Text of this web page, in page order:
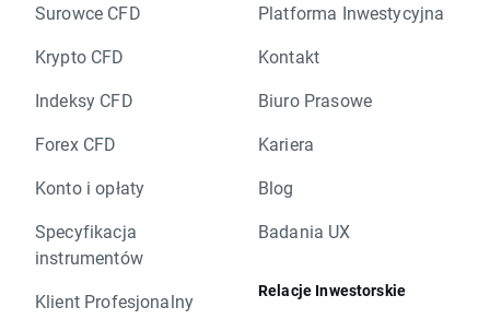
Surowce CFD
Krypto CFD
Indeksy CFD
Forex CFD
Konto i opłaty
Specyfikacja
instrumentów
Klient Profesjonalny
Platforma Inwestycyjna
Kontakt
Biuro Prasowe
Kariera
Blog
Badania UX
Relacje Inwestorskie